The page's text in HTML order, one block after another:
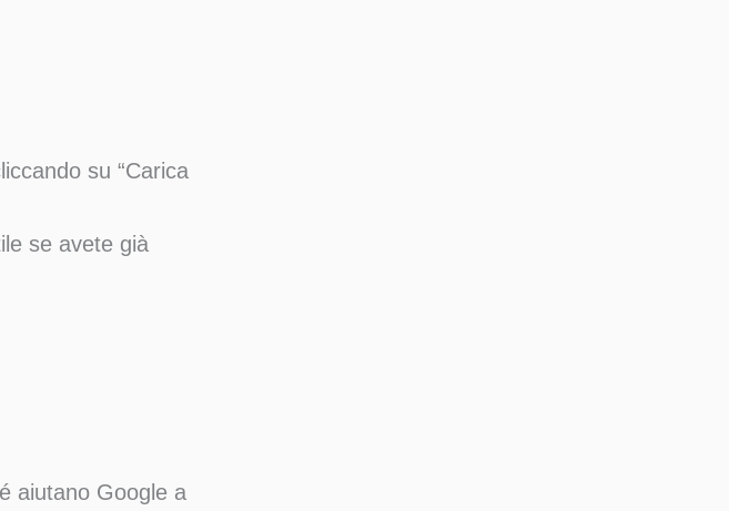
su “Carica
se avete già
aiutano Google a